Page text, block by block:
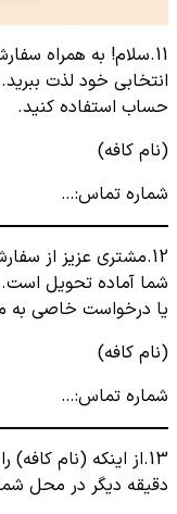
11.سلام! به همراه
انتخابی خود لذت
حساب استفاده کنید.
(نام کافه)
شماره تماس:…
شما آماده تحویل
یا درخواست خاصی به
(نام کافه)
شماره تماس:…
دقیقه دیگر در محل